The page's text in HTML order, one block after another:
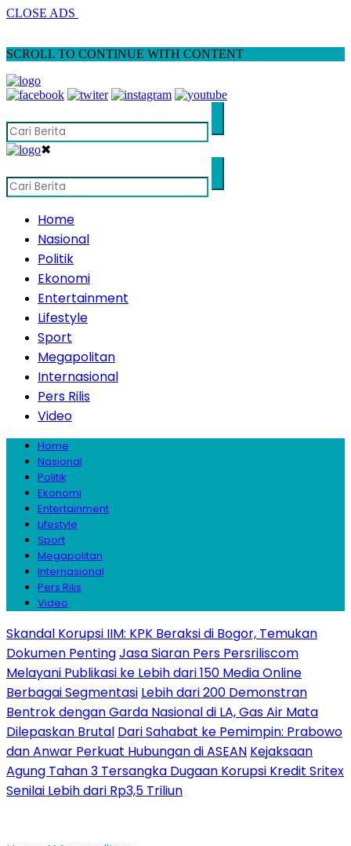
CLOSE ADS
SCROLL TO CONTINUE WITH CONTENT
✖
Home
Nasional
Politik
Ekonomi
Entertainment
Lifestyle
Sport
Megapolitan
Internasional
Pers Rilis
Video
Home
Nasional
Politik
Ekonomi
Entertainment
Lifestyle
Sport
Megapolitan
Internasional
Pers Rilis
Video
Skandal Korupsi IIM: KPK Beraksi di Bogor, Temukan
Dokumen PentingJasa Siaran Pers Persriliscom
Melayani Publikasi ke Lebih dari 150 Media Online
Berbagai Segmentasi Lebih dari 200 Demonstran
Bentrok dengan Garda Nasional di LA, Gas Air Mata
Dilepaskan Brutal Dari Sahabat ke Pemimpin: Prabowo
dan Anwar Perkuat Hubungan di ASEAN Kejaksaan
Agung Tahan 3 Tersangka Dugaan Korupsi Kredit Sritex
Senilai Lebih dari Rp3,5 Triliun